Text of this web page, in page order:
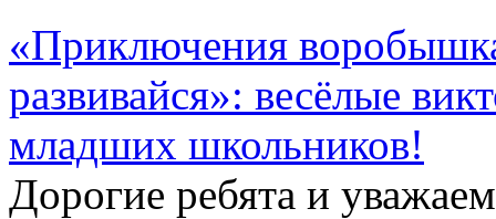
«Приключения
развивайся»: весёлые
младших школьников!
Дорогие ребята и